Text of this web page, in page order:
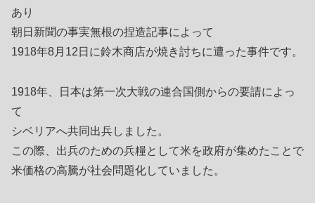
あり
朝日新聞の事実無根の捏造記事によって
1918年8月12日に鈴木商店が焼き討ちに遭った事件です。
1918年、日本は第一次大戦の連合国側からの要請によっ
て
シベリアへ共同出兵しました。
この際、出兵のための兵糧として米を政府が集めたことで
米価格の高騰が社会問題化していました。